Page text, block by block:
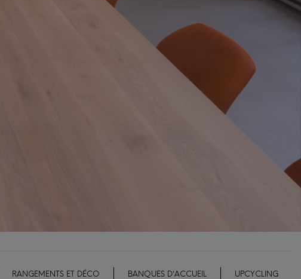
RANGEMENTS ET DÉCO BANQUES D'ACCUEIL UPCYCLING